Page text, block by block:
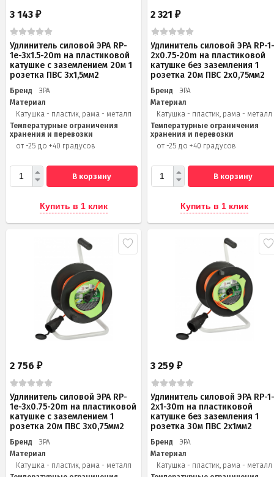
3 143 ₽
Удлинитель силовой ЭРА RP-
1e-3x1.5-20m на пластиковой
катушке c заземлением 20м 1
розетка ПВС 3х1,5мм2
Бренд
ЭРА
Материал
Катушка - пластик, рама - металл
Температурные ограничения
хранения и перевозки
от -25 до +40 градусов
В корзину
Купить в 1 клик
2 321₽
Удлинитель силовой ЭРА RP-
2x0.75-20m на пластиковой
катушке без заземления 1
розетка 20м ПВС 2х0,75мм2
Бренд
ЭРА
Материал
Катушка - пластик, рама - металл
Температурные ограничения
хранения и перевозки
от -25 до +40 градусов
В корзину
Купить в 1 клик
2 756 ₽
Удлинитель силовой ЭРА RP-
1e-3х0.75-20m на пластиковой
катушке c заземлением 1
розетка 20м ПВС 3х0,75мм2
Бренд
ЭРА
Материал
Катушка - пластик, рама - металл
3 259₽
Удлинитель силовой ЭРА RP-
2x1-30m на пластиковой
катушке без заземления 1
розетка 30м ПВС 2x1мм2
Бренд
ЭРА
Материал
Катушка - пластик, рама - металл